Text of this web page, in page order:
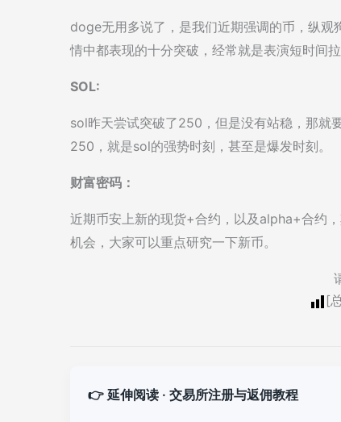
doge无用多说了，是我们近期强调的币，纵
情中都表现的十分突破，经常就是表演短时间
SOL:
sol昨天尝试突破了250，但是没有站稳，那就
250，就是sol的强势时刻，甚至是爆发时刻。
财富密码：
近期币安上新的现货+合约，以及alpha+合约
机会，大家可以重点研究一下新币。
[
👉 延伸阅读 · 交易所注册与返佣教程